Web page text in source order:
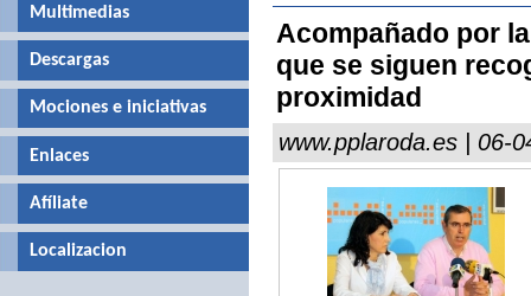
Acompañado por
que se siguen
proximidad
www.pplaroda.es | 06-
Multimedias
Descargas
Mociones e iniciativas
Enlaces
Afíliate
Localizacion